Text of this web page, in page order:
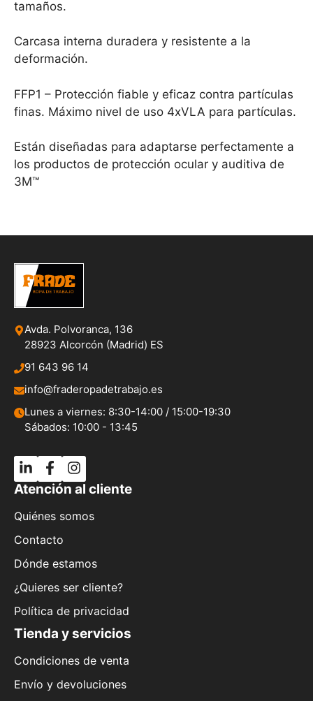
tamaños.
Carcasa interna duradera y resistente a la
deformación.
FFP1 – Protección fiable y eficaz contra partículas
finas. Máximo nivel de uso 4xVLA para partículas.
Están diseñadas para adaptarse perfectamente a
los productos de protección ocular y auditiva de
3M™
Avda. Polvoranca, 136
28923 Alcorcón (Madrid) ES
91 643 96 14
info@fraderopadetrabajo.es
Lunes a viernes: 8:30-14:00 / 15:00-19:30
Sábados: 10:00 - 13:45
Atención al cliente
Quiénes somos
Contacto
Dónde estamos
¿Quieres ser cliente?
Política de privacidad
Tienda y servicios
Condiciones de venta
Envío y devoluciones